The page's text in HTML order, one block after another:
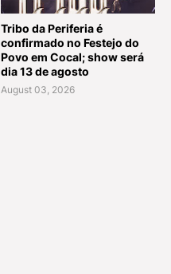
Tribo da Periferia é
confirmado no Festejo do
Povo em Cocal; show será
dia 13 de agosto
August 03, 2026